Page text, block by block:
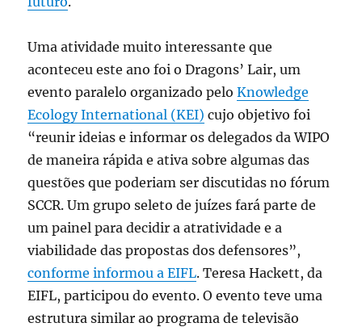
Uma atividade muito interessante que
aconteceu este ano foi o Dragons’ Lair, um
evento paralelo organizado peloKnowledge
Ecology International (KEI) cujo objetivo foi
“reunir ideias e informar os delegados da WIPO
de maneira rápida e ativa sobre algumas das
questões que poderiam ser discutidas no fórum
SCCR. Um grupo seleto de juízes fará parte de
um painel para decidir a atratividade e a
viabilidade das propostas dos defensores”,
conforme informou a EIFL. Teresa Hackett, da
EIFL, participou do evento. O evento teve uma
estrutura similar ao programa de televisão